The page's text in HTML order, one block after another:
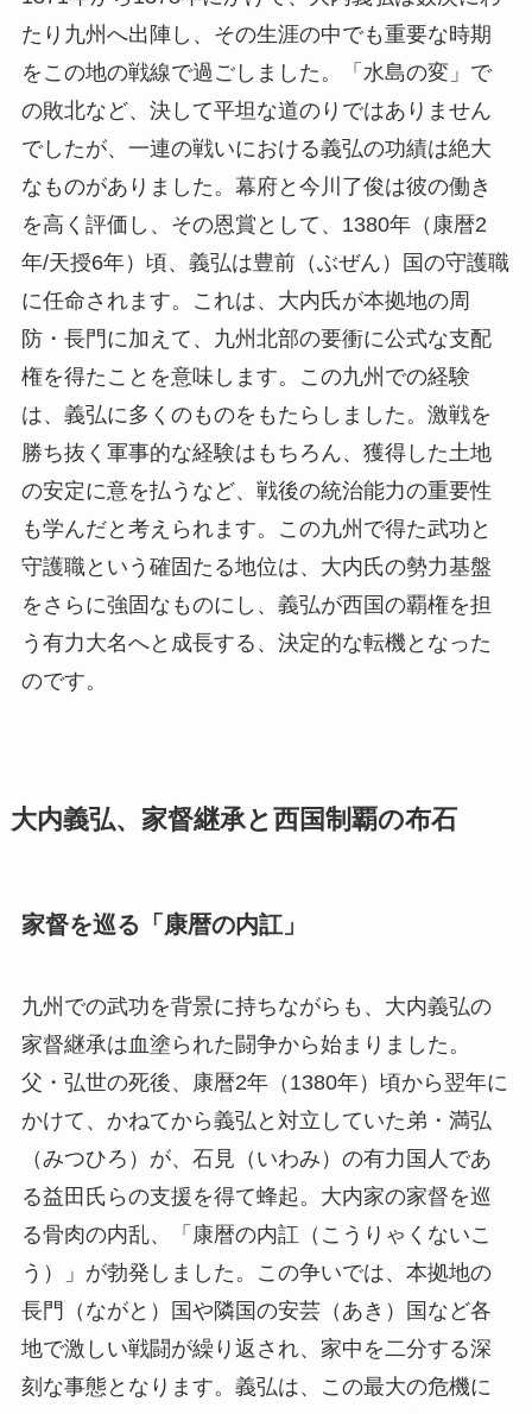
たり九州へ出陣し、その生涯の中でも重要な時期
をこの地の戦線で過ごしました。「水島の変」で
の敗北など、決して平坦な道のりではありません
でしたが、一連の戦いにおける義弘の功績は絶大
なものがありました。幕府と今川了俊は彼の働き
を高く評価し、その恩賞として、1380年（康暦2
年/天授6年）頃、義弘は豊前（ぶぜん）国の守護職
に任命されます。これは、大内氏が本拠地の周
防・長門に加えて、九州北部の要衝に公式な支配
権を得たことを意味します。この九州での経験
は、義弘に多くのものをもたらしました。激戦を
勝ち抜く軍事的な経験はもちろん、獲得した土地
の安定に意を払うなど、戦後の統治能力の重要性
も学んだと考えられます。この九州で得た武功と
守護職という確固たる地位は、大内氏の勢力基盤
をさらに強固なものにし、義弘が西国の覇権を担
う有力大名へと成長する、決定的な転機となった
のです。
大内義弘、家督継承と西国制覇の布石
家督を巡る「康暦の内訌」
九州での武功を背景に持ちながらも、大内義弘の
家督継承は血塗られた闘争から始まりました。
父・弘世の死後、康暦2年（1380年）頃から翌年に
かけて、かねてから義弘と対立していた弟・満弘
（みつひろ）が、石見（いわみ）の有力国人であ
る益田氏らの支援を得て蜂起。大内家の家督を巡
る骨肉の内乱、「康暦の内訌（こうりゃくないこ
う）」が勃発しました。この争いでは、本拠地の
長門（ながと）国や隣国の安芸（あき）国など各
地で激しい戦闘が繰り返され、家中を二分する深
刻な事態となります。義弘は、この最大の危機に